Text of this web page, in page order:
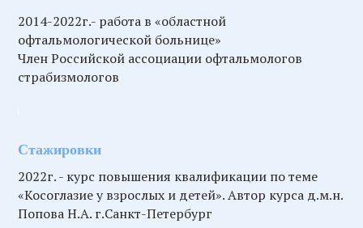
2014-2022г.- работа в «областной
офтальмологической больнице»
Член Российской ассоциации офтальмологов
страбизмологов
Стажировки
2022г. - курс повышения квалификации по теме
«Косоглазие у взрослых и детей». Автор курса д.м.н.
Попова Н.А. г.Санкт-Петербург